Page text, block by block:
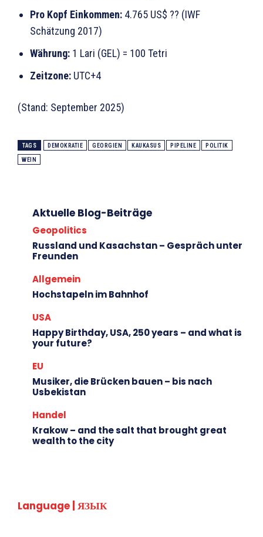
Pro Kopf Einkommen: 4.765 US$ ?? (IWF
Schätzung 2017)
Währung: 1 Lari (GEL) = 100 Tetri
Zeitzone: UTC+4
(Stand: September 2025)
TAGS DEMOKRATIE GEORGIEN KAUKASUS PIPELINE POLITIK
WEIN
Aktuelle Blog-Beiträge
Geopolitics
Russland und Kasachstan – Gespräch unter
Freunden
Allgemein
Hochstapeln im Bahnhof
USA
Happy Birthday, USA, 250 years – and what is
your future?
EU
Musiker, die Brücken bauen – bis nach
Usbekistan
Handel
Krakow – and the salt that brought great
wealth to the city
Language | ЯЗЫК